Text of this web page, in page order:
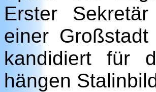
Erster
einer
kandidiert für
hängen